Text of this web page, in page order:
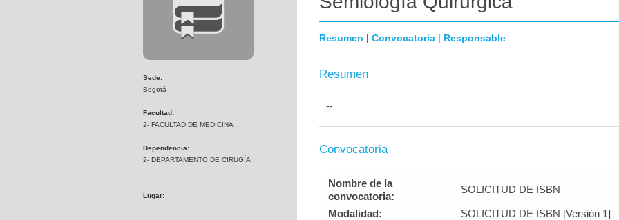
Sede:
Bogotá
Facultad:
2- FACULTAD DE MEDICINA
Dependencia:
2- DEPARTAMENTO DE CIRUGÍA
Lugar:
---
Resumen | Convocatoria | Responsable
Resumen
--
Convocatoria
Nombre de la
convocatoria:
SOLICITUD DE ISBN
Modalidad: SOLICITUD DE ISBN [Versión 1]